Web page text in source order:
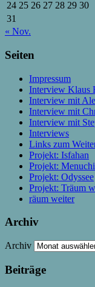
24 25 26 27 28 29 30
31
« Nov.
Seiten
Impressum
Interview Klaus
Interview mit
Interview mit
Interview mit
Interviews
Links zum
Projekt: Isfahan
Projekt:
Projekt: Odyssee
Projekt: Träum
räum weiter
Archiv
Archiv
Beiträge